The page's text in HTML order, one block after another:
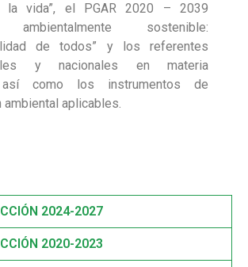
la vida”, el PGAR 2020 – 2039
ambientalmente sostenible:
de todos” y los referentes
y nacionales en materia
así como los instrumentos de
ambiental aplicables.
2024-2027
2020-2023